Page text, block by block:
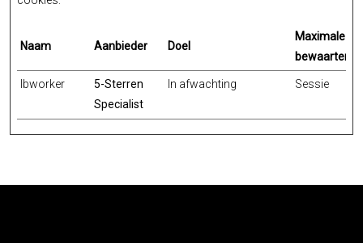
Naam Aanbieder Doel
Maximale
lbworker
5-Sterren
Specialist
In afwachting Sessie